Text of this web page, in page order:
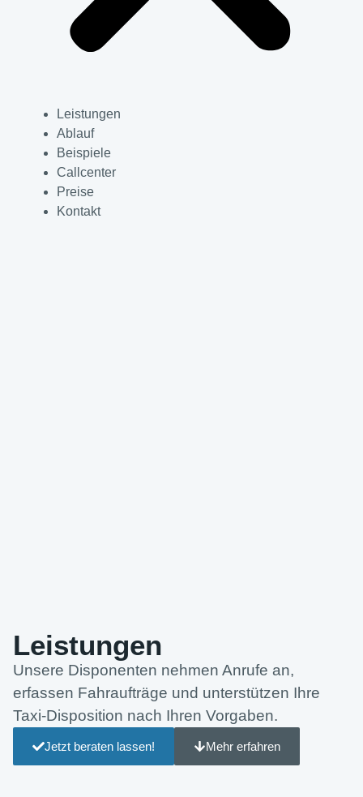
Leistungen
Ablauf
Beispiele
Callcenter
Preise
Kontakt
Leistungen
Unsere Disponenten nehmen Anrufe an,
erfassen Fahraufträge und unterstützen Ihre
Taxi-Disposition nach Ihren Vorgaben.
Jetzt beraten lassen! Mehr erfahren